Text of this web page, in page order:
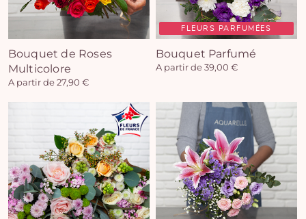
Bouquet de Roses
Multicolore
A partir de 27,90 €
FLEURS PARFUMÉES
Bouquet Parfumé
A partir de 39,00 €